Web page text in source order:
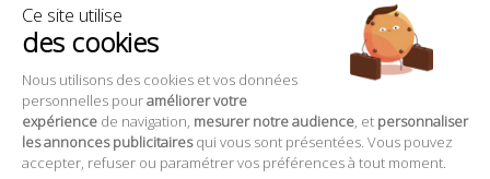
Ce site utilise
des cookies
Nous utilisons des cookies et vos données
personnelles pouraméliorer votre
expérience de navigation, mesurer notre audience , et personnaliser
les annonces publicitairesqui vous sont présentées. Vous pouvez
accepter, refuser ou paramétrer vos préférences à tout moment.
Beaujolaise. Les petits pois eux proviennent de chez la
Maison Nourrit Jules dans Bouches du Rhône et les
herbes aromatiques sont soit cultivées sur les toits de
Paris par Wesh Grow, ou proviennent de la famille Chevet
en Ile-de-France. De la même façon, je porte une
attention toute particulière au choix des viandes et les
volailles proviennent de Normandie, les poissons et